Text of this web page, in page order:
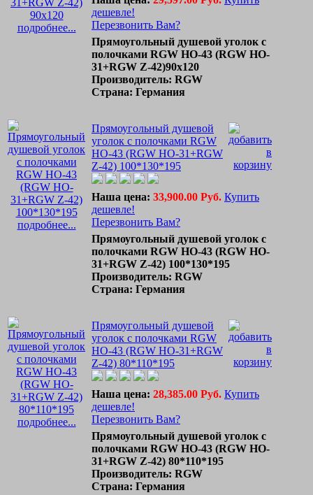
подробнее...
дешевле!
Перезвонить Вам?
Прямоугольный душевой уголок с
полочками RGW HO-43 (RGW HO-
31+RGW Z-42)90х120
Производитель: RGW
Страна: Германия
подробнее...
Прямоугольный душевой
уголок с полочками RGW
HO-43 (RGW HO-31+RGW
Z-42) 100*130*195
Наша цена: 33,900.00 Руб. Купить
дешевле!
Перезвонить Вам?
Прямоугольный душевой уголок с
полочками RGW HO-43 (RGW HO-
31+RGW Z-42) 100*130*195
Производитель: RGW
Страна: Германия
подробнее...
Прямоугольный душевой
уголок с полочками RGW
HO-43 (RGW HO-31+RGW
Z-42) 80*110*195
Наша цена: 28,385.00 Руб. Купить
дешевле!
Перезвонить Вам?
Прямоугольный душевой уголок с
полочками RGW HO-43 (RGW HO-
31+RGW Z-42) 80*110*195
Производитель: RGW
Страна: Германия